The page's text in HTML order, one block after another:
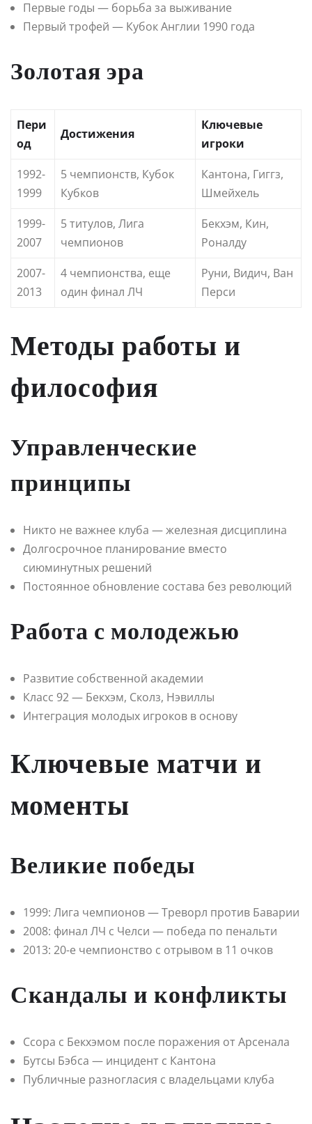
Первые годы — борьба за выживание
Первый трофей — Кубок Англии 1990 года
Золотая эра
Пери
од
Достижения
Ключевые
игроки
1992-
1999
5 чемпионств, Кубок
Кубков
Кантона, Гиггз,
Шмейхель
1999-
2007
5 титулов, Лига
чемпионов
Бекхэм, Кин,
Роналду
2007-
2013
4 чемпионства, еще
один финал ЛЧ
Руни, Видич, Ван
Перси
Методы работы и
философия
Управленческие
принципы
Никто не важнее клуба — железная дисциплина
Долгосрочное планирование вместо
сиюминутных решений
Постоянное обновление состава без революций
Работа с молодежью
Развитие собственной академии
Класс 92 — Бекхэм, Сколз, Нэвиллы
Интеграция молодых игроков в основу
Ключевые матчи и
моменты
Великие победы
1999: Лига чемпионов — Треворл против Баварии
2008: финал ЛЧ с Челси — победа по пенальти
2013: 20-е чемпионство с отрывом в 11 очков
Скандалы и конфликты
Ссора с Бекхэмом после поражения от Арсенала
Бутсы Бэбса — инцидент с Кантона
Публичные разногласия с владельцами клуба